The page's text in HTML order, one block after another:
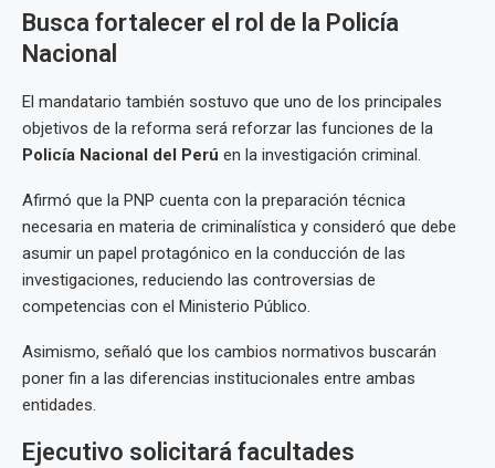
Busca fortalecer el rol de la Policía
Nacional
El mandatario también sostuvo que uno de los principales
objetivos de la reforma será reforzar las funciones de la
Policía Nacional del Perú en la investigación criminal.
Afirmó que la PNP cuenta con la preparación técnica
necesaria en materia de criminalística y consideró que debe
asumir un papel protagónico en la conducción de las
investigaciones, reduciendo las controversias de
competencias con el Ministerio Público.
Asimismo, señaló que los cambios normativos buscarán
poner fin a las diferencias institucionales entre ambas
entidades.
Ejecutivo solicitará facultades